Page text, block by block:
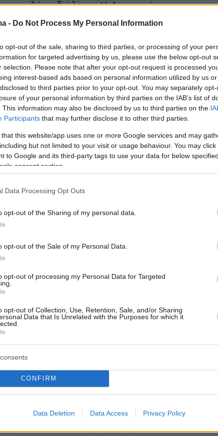
- Do Not Process My Personal Information
opt-out of the sale, sharing to third parties, or processing of your
for targeted advertising by us, please use the below opt-out
selection. Please note that after your opt-out request is processed
interest-based ads based on personal information utilized by us
to third parties prior to your opt-out. You may separately
of your personal information by third parties on the IAB’s list of
This information may also be disclosed by us to third parties on the
Participants that may further disclose it to other third parties.
that this website/app uses one or more Google services and may
but not limited to your visit or usage behaviour. You may
to Google and its third-party tags to use your data for below
consent section.
Data Processing Opt Outs
opt-out of the Sharing of my personal data.
opt-out of the Sale of my Personal Data.
opt-out of processing my Personal Data for Targeted
opt-out of Collection, Use, Retention, Sale, and/or Sharing
Data that Is Unrelated with the Purposes for which it
CONFIRM
Data Deletion Data Access Privacy Policy
πλήρη διάλυση. Η Αριστερά
ήδη από την εποχή του Μεσοπολέμου
σημαντικότερη από την πολιτική
για ευτελείς προσωπικούς λόγους.
ακόμη περισσότερο μετά την
κρίση. Η κατάρρευση του παραδοσιακού
γέννησε πολλές προσωπικές και πολιτικές
Δημιουργήθηκαν νέοι αρχηγοί, νέες κινήσεις,
εννοούσαν ότι έπρεπε να γίνει γύρω από
και μόνο. Οι πιο σκληρές συγκρούσεις, για
του Αλέξη Τσίπρα προήλθαν από στελέχη
ένας άγραφος κανόνας, σύμφωνα με τον
κοντινή η πολιτική συγγένεια τόσο
η ένταση της σύγκρουσης.
από τους σημερινούς πρωταγωνιστές της
προέρχονται από τους ίδιους πολιτικούς
συνυπάρξει στα ίδια κόμματα, έχουν
ίδιες κυβερνήσεις και έχουν υποστηρίξει
πολιτικές. Γι’ αυτό και οι πολίτες
με αυξανόμενο σκεπτικισμό τα νέα
συνεργασίας. Κάθε φορά που τίθεται το
μπορούν να κυβερνήσουν μαζί, η απάντηση
από τις προγραμματικές διακηρύξεις. Ο
καθημερινά εκκλήσεις για προοδευτικές
Το μήνυμα όμως που τελικά λαμβάνει είναι
Δεν ακούει «μπορούμε να
Ακούει: «Δεν μπορούμε να